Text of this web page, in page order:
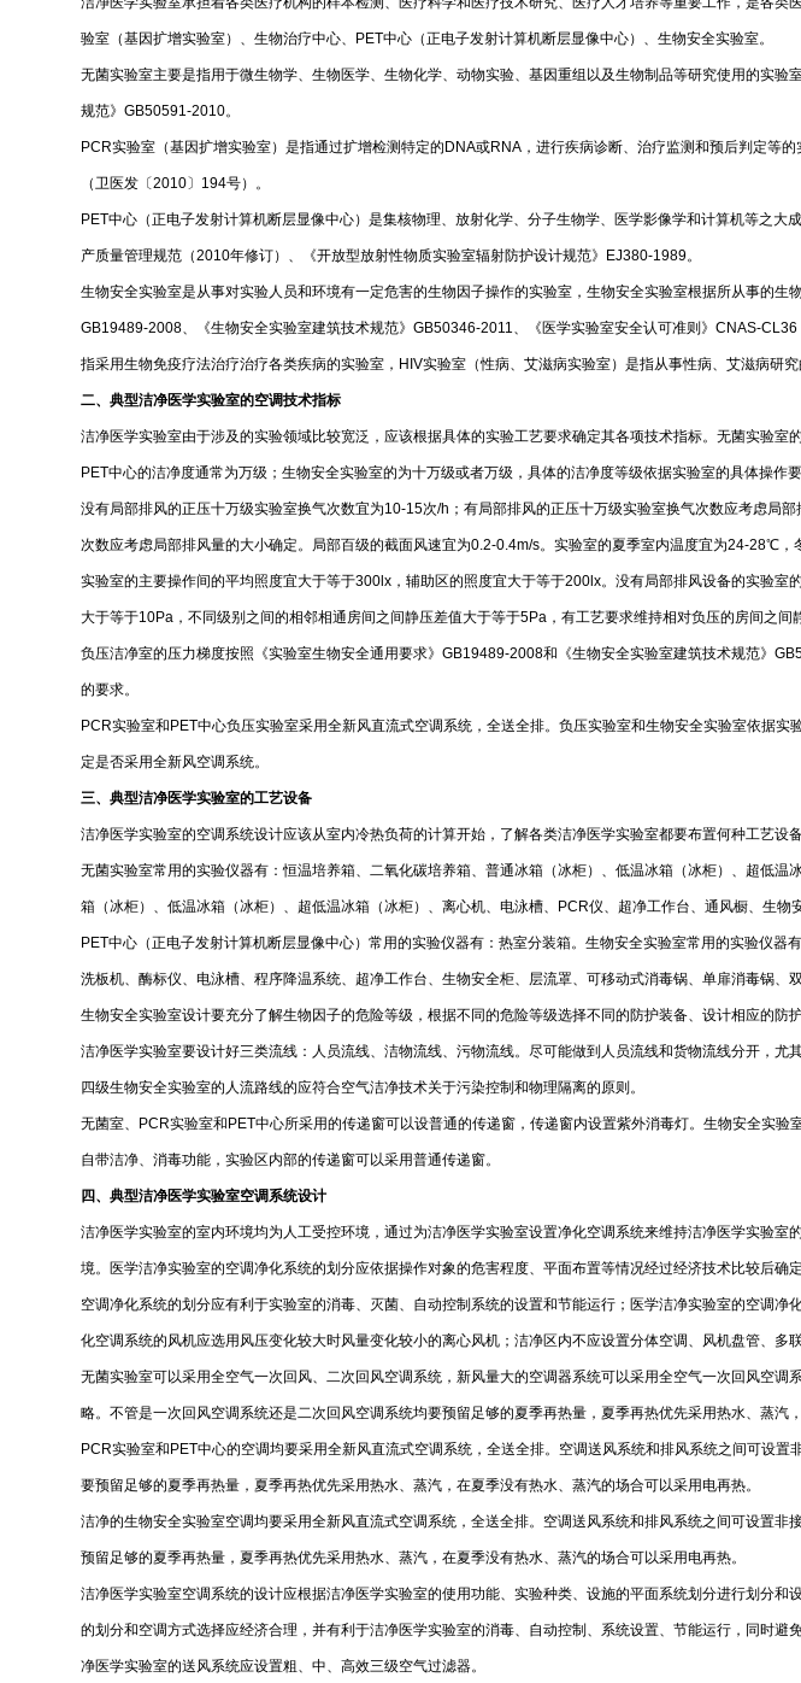
验室（基因扩增实验室）、生物治疗中心、PET中心（正电子发射计算机断层显像中心）、生物安全实验室。
无菌实验室主要是指用于微生物学、生物医学、生物化学、动物实验、基因重组以及生物制品等研究使用的实
规范》GB50591-2010。
PCR实验室（基因扩增实验室）是指通过扩增检测特定的DNA或RNA，进行疾病诊断、治疗监测和预后判定等
（卫医发〔2010〕194号）。
PET中心（正电子发射计算机断层显像中心）是集核物理、放射化学、分子生物学、医学影像学和计算机等之
产质量管理规范（2010年修订）、《开放型放射性物质实验室辐射防护设计规范》EJ380-1989。
生物安全实验室是从事对实验人员和环境有一定危害的生物因子操作的实验室，生物安全实验室根据所从事的
GB19489-2008、《生物安全实验室建筑技术规范》GB50346-2011、《医学实验室安全认可准则》CNAS-
指采用生物免疫疗法治疗治疗各类疾病的实验室，HIV实验室（性病、艾滋病实验室）是指从事性病、艾滋病研究
二、典型洁净医学实验室的空调技术指标
洁净医学实验室由于涉及的实验领域比较宽泛，应该根据具体的实验工艺要求确定其各项技术指标。无菌实验
PET中心的洁净度通常为万级；生物安全实验室的为十万级或者万级，具体的洁净度等级依据实验室的具体操作要
没有局部排风的正压十万级实验室换气次数宜为10-15次/h；有局部排风的正压十万级实验室换气次数应考虑
次数应考虑局部排风量的大小确定。局部百级的截面风速宜为0.2-0.4m/s。实验室的夏季室内温度宜为24-28℃
实验室的主要操作间的平均照度宜大于等于300lx，辅助区的照度宜大于等于200lx。没有局部排风设备的实验
大于等于10Pa，不同级别之间的相邻相通房间之间静压差值大于等于5Pa，有工艺要求维持相对负压的房间之间
负压洁净室的压力梯度按照《实验室生物安全通用要求》GB19489-2008和《生物安全实验室建筑技术规范》
的要求。
PCR实验室和PET中心负压实验室采用全新风直流式空调系统，全送全排。负压实验室和生物安全实验室依据
定是否采用全新风空调系统。
三、典型洁净医学实验室的工艺设备
洁净医学实验室的空调系统设计应该从室内冷热负荷的计算开始，了解各类洁净医学实验室都要布置何种工艺设
无菌实验室常用的实验仪器有：恒温培养箱、二氧化碳培养箱、普通冰箱（冰柜）、低温冰箱（冰柜）、超低
箱（冰柜）、低温冰箱（冰柜）、超低温冰箱（冰柜）、离心机、电泳槽、PCR仪、超净工作台、通风橱、生物
PET中心（正电子发射计算机断层显像中心）常用的实验仪器有：热室分装箱。生物安全实验室常用的实验仪
洗板机、酶标仪、电泳槽、程序降温系统、超净工作台、生物安全柜、层流罩、可移动式消毒锅、单扉消毒锅、双
生物安全实验室设计要充分了解生物因子的危险等级，根据不同的危险等级选择不同的防护装备、设计相应的防
洁净医学实验室要设计好三类流线：人员流线、洁物流线、污物流线。尽可能做到人员流线和货物流线分开，
四级生物安全实验室的人流路线的应符合空气洁净技术关于污染控制和物理隔离的原则。
无菌室、PCR实验室和PET中心所采用的传递窗可以设普通的传递窗，传递窗内设置紫外消毒灯。生物安全实
自带洁净、消毒功能，实验区内部的传递窗可以采用普通传递窗。
四、典型洁净医学实验室空调系统设计
洁净医学实验室的室内环境均为人工受控环境，通过为洁净医学实验室设置净化空调系统来维持洁净医学实验
境。医学洁净实验室的空调净化系统的划分应依据操作对象的危害程度、平面布置等情况经过经济技术比较后确
空调净化系统的划分应有利于实验室的消毒、灭菌、自动控制系统的设置和节能运行；医学洁净实验室的空调
化空调系统的风机应选用风压变化较大时风量变化较小的离心风机；洁净区内不应设置分体空调、风机盘管、多
无菌实验室可以采用全空气一次回风、二次回风空调系统，新风量大的空调器系统可以采用全空气一次回风空
略。不管是一次回风空调系统还是二次回风空调系统均要预留足够的夏季再热量，夏季再热优先采用热水、蒸汽
PCR实验室和PET中心的空调均要采用全新风直流式空调系统，全送全排。空调送风系统和排风系统之间可设
要预留足够的夏季再热量，夏季再热优先采用热水、蒸汽，在夏季没有热水、蒸汽的场合可以采用电再热。
洁净的生物安全实验室空调均要采用全新风直流式空调系统，全送全排。空调送风系统和排风系统之间可设置
预留足够的夏季再热量，夏季再热优先采用热水、蒸汽，在夏季没有热水、蒸汽的场合可以采用电再热。
洁净医学实验室空调系统的设计应根据洁净医学实验室的使用功能、实验种类、设施的平面系统划分进行划分
的划分和空调方式选择应经济合理，并有利于洁净医学实验室的消毒、自动控制、系统设置、节能运行，同时
净医学实验室的送风系统应设置粗、中、高效三级空气过滤器。